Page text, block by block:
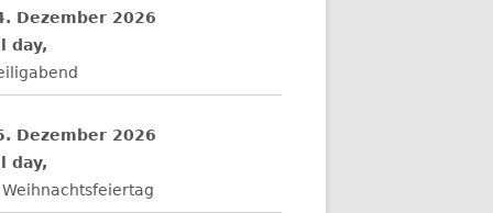
Dezember 2026
day,
Dezember 2026
day,
Weihnachtsfeiertag